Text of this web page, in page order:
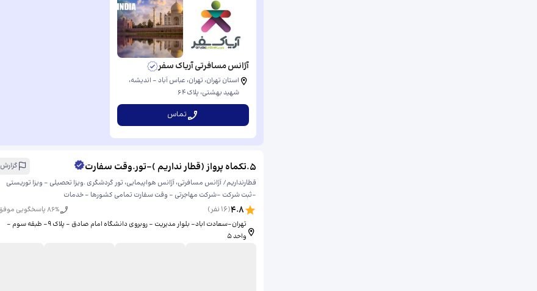
آژانس مسافرتی آریاک سفر
استان تهران، تهران، عباس آباد - اندیشه،
شهید بهشتی، ​پلاک ۶۴
تماس
5
.تکماه پرواز (قطار نداریم )-تور.وقت سفارت
گزارش
قطارنداریم/ آژانس مسافرتی، آژانس هواپیمایی، تور گردشگری .ویزا تحصیلی - ویزا توریستی
-ثبت شرکت -شرکت مهاجرتی - وقت سفارت تمامی کشورها - خدمات
4.8
(
16 نفر) 86% پاسخگویی موفق
تهران-سعادت اباد- بلوار مدیریت - روبروی دانشگاه امام صادق - پلاک 9- طبقه سوم -
واحد 5